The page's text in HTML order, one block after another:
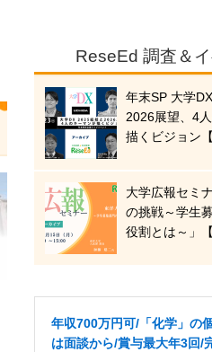
ReseEd 調査＆
年末SP 大学
2026展望、4
描くビジョン
大学広報セミ
の挑戦～学生
役割とは～」
年収700万円可/「化学」の
は面談から/賞与最大年3回/